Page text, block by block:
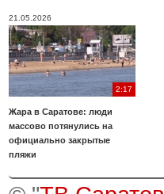
21.05.2026
2:17
Жара в Саратове: люди
массово потянулись на
официально закрытые
пляжи